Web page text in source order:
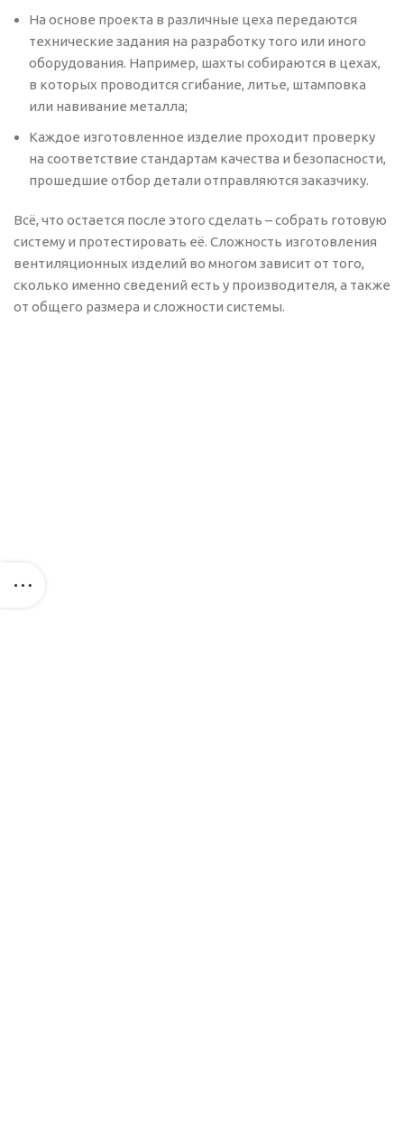
На основе проекта в различные цеха передаются
технические задания на разработку того или иного
оборудования. Например, шахты собираются в цехах,
в которых проводится сгибание, литье, штамповка
или навивание металла;
Каждое изготовленное изделие проходит проверку
на соответствие стандартам качества и безопасности,
прошедшие отбор детали отправляются заказчику.
Всё, что остается после этого сделать – собрать готовую
систему и протестировать её. Сложность изготовления
вентиляционных изделий во многом зависит от того,
сколько именно сведений есть у производителя, а также
от общего размера и сложности системы.